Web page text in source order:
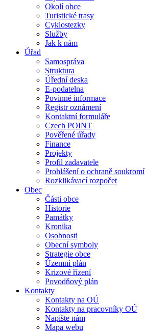
Okolí obce
Turistické trasy
Cyklostezky
Služby
Jak k nám
Úřad
Samospráva
Struktura
Úřední deska
E-podatelna
Povinné informace
Registr oznámení
Kontaktní formuláře
Czech POINT
Pověřené úřady
Finance
Projekty
Profil zadavatele
Prohlášení o ochraně soukromí
Rozklikávací rozpočet
Obec
Části obce
Historie
Památky
Kronika
Osobnosti
Obecní symboly
Strategie obce
Územní plán
Krizové řízení
Povodňový plán
Kontakty
Kontakty na OÚ
Kontakty na pracovníky OÚ
Napište nám
Mapa webu